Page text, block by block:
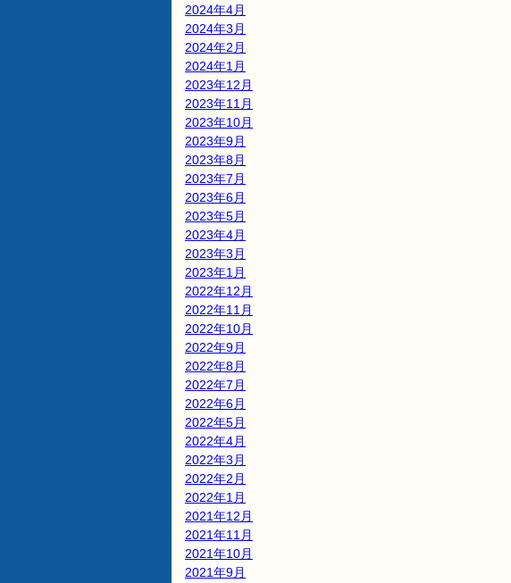
2024年4月
2024年3月
2024年2月
2024年1月
2023年12月
2023年11月
2023年10月
2023年9月
2023年8月
2023年7月
2023年6月
2023年5月
2023年4月
2023年3月
2023年1月
2022年12月
2022年11月
2022年10月
2022年9月
2022年8月
2022年7月
2022年6月
2022年5月
2022年4月
2022年3月
2022年2月
2022年1月
2021年12月
2021年11月
2021年10月
2021年9月